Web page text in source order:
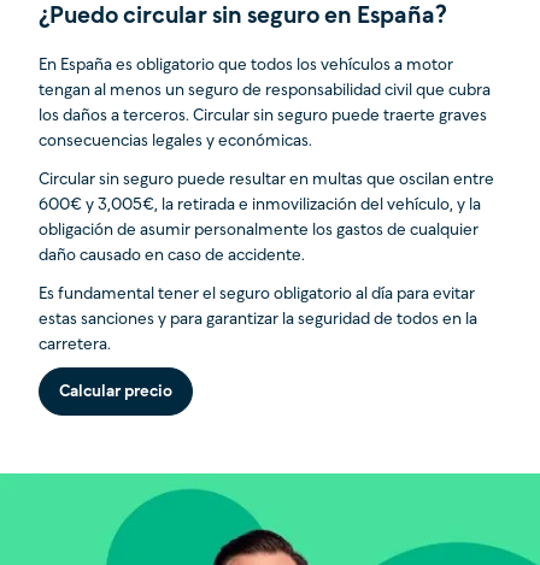
¿Puedo circular sin seguro en España?
En España es obligatorio que todos los vehículos a motor
tengan al menos un seguro de responsabilidad civil que cubra
los daños a terceros. Circular sin seguro puede traerte graves
consecuencias legales y económicas.
Circular sin seguro puede resultar en multas que oscilan entre
600€ y 3,005€, la retirada e inmovilización del vehículo, y la
obligación de asumir personalmente los gastos de cualquier
daño causado en caso de accidente.
Es fundamental tener el seguro obligatorio al día para evitar
estas sanciones y para garantizar la seguridad de todos en la
carretera.
Calcular precio